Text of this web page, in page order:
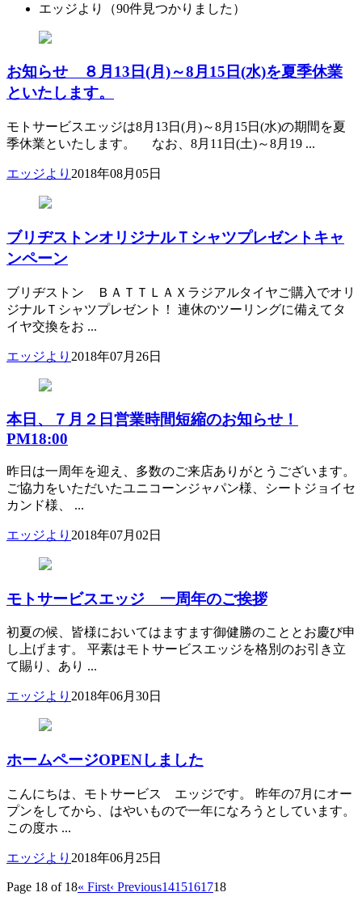
エッジより（90件見つかりました）
お知らせ ８月13日(月)～8月15日(水)を夏季休業
といたします。
モトサービスエッジは8月13日(月)～8月15日(水)の期間を夏
季休業といたします。 なお、8月11日(土)～8月19 ...
エッジより 2018年08月05日
ブリヂストンオリジナルＴシャツプレゼントキャ
ンペーン
ブリヂストン ＢＡＴＴＬＡＸラジアルタイヤご購入でオリ
ジナルＴシャツプレゼント！ 連休のツーリングに備えてタ
イヤ交換をお ...
エッジより 2018年07月26日
本日、７月２日営業時間短縮のお知らせ！
PM18:00
昨日は一周年を迎え、多数のご来店ありがとうございます。
ご協力をいただいたユニコーンジャパン様、シートジョイセ
カンド様、 ...
エッジより 2018年07月02日
モトサービスエッジ 一周年のご挨拶
初夏の候、皆様においてはますます御健勝のこととお慶び申
し上げます。 平素はモトサービスエッジを格別のお引き立
て賜り、あり ...
エッジより 2018年06月30日
ホームページOPENしました
こんにちは、モトサービス エッジです。 昨年の7月にオー
プンをしてから、はやいもので一年になろうとしています。
この度ホ ...
エッジより 2018年06月25日
Page 18 of 18« First‹ Previous1415161718